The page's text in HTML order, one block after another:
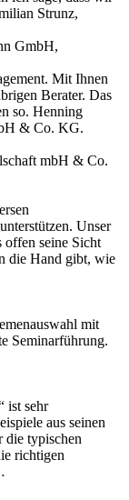
Strunz,
GmbH,
Mit Ihnen
Berater. Das
so. Henning
& Co. KG.
mbH & Co.
Unser
offen seine Sicht
die Hand gibt, wie
mit
Seminarführung.
ist sehr
aus seinen
die typischen
richtigen